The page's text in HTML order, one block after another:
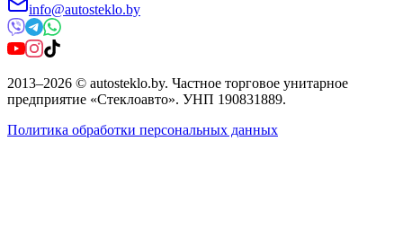
info@autosteklo.by
2013–2026 © autosteklo.by. Частное торговое унитарное
предприятие «Стеклоавто». УНП 190831889.
Политика обработки персональных данных